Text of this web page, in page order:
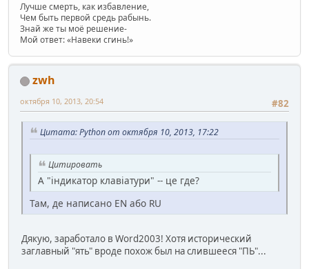
Лучше смерть, как избавление,
Чем быть первой средь рабынь.
Знай же ты моё решение-
Мой ответ: «Навеки сгинь!»
zwh
#82
октября 10, 2013, 20:54
Цитата: Python от октября 10, 2013, 17:22
Цитировать
А "індикатор клавіатури" -- це где?
Там, де написано EN або RU
Дякую, заработало в Word2003! Хотя исторический
заглавный "ять" вроде похож был на слившееся "ПЬ"...